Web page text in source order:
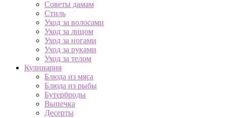
Советы дамам
Стиль
Уход за волосами
Уход за лицом
Уход за ногами
Уход за руками
Уход за телом
Кулинария
Блюда из мяса
Блюда из рыбы
Бутерброды
Выпечка
Десерты